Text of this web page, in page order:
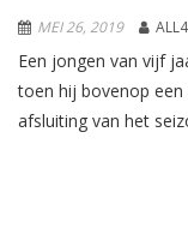
MEI 26, 2019
Een jongen van vijf
toen hij bovenop een
afsluiting van het